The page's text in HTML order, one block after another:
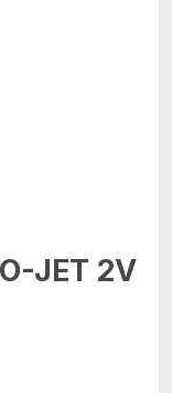
JET 2V